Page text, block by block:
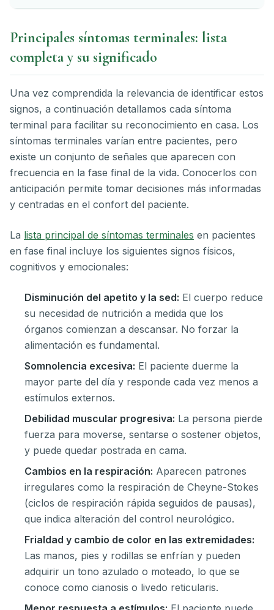
Principales síntomas terminales: lista
completa y su significado
Una vez comprendida la relevancia de identificar estos
signos, a continuación detallamos cada síntoma
terminal para facilitar su reconocimiento en casa. Los
síntomas terminales varían entre pacientes, pero
existe un conjunto de señales que aparecen con
frecuencia en la fase final de la vida. Conocerlos con
anticipación permite tomar decisiones más informadas
y centradas en el confort del paciente.
La lista principal de síntomas terminales en pacientes
en fase final incluye los siguientes signos físicos,
cognitivos y emocionales:
Disminución del apetito y la sed: El cuerpo reduce
su necesidad de nutrición a medida que los
órganos comienzan a descansar. No forzar la
alimentación es fundamental.
Somnolencia excesiva: El paciente duerme la
mayor parte del día y responde cada vez menos a
estímulos externos.
Debilidad muscular progresiva: La persona pierde
fuerza para moverse, sentarse o sostener objetos,
y puede quedar postrada en cama.
Cambios en la respiración: Aparecen patrones
irregulares como la respiración de Cheyne-Stokes
(ciclos de respiración rápida seguidos de pausas),
que indica alteración del control neurológico.
Frialdad y cambio de color en las extremidades:
Las manos, pies y rodillas se enfrían y pueden
adquirir un tono azulado o moteado, lo que se
conoce como cianosis o livedo reticularis.